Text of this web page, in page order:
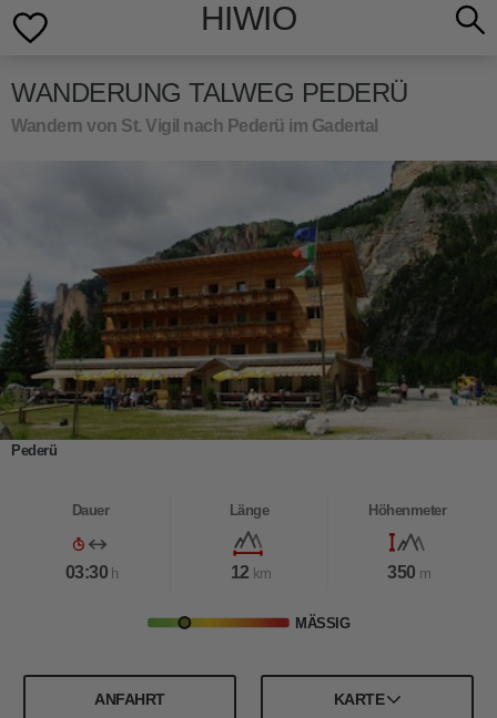
HIWIO
WANDERUNG TALWEG PEDERÜ
Wandern von St. Vigil nach Pederü im Gadertal
Pederü
Dauer
03:30 h
Länge
12 km
Höhenmeter
350 m
MÄSSIG
ANFAHRT KARTE